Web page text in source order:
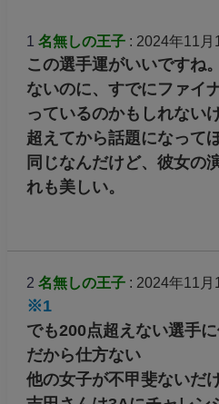
1 名無しの王子: 2024年11月
この選手運がいいですね
ないのに、すでにファイ
っているのかもしれない
超えてから話題になって
同じなんだけど、彼女の
れも美しい。
2 名無しの王子: 2024年11月
※1
でも200点超えない選手
だから仕方ない
他の女子が不甲斐ないだ